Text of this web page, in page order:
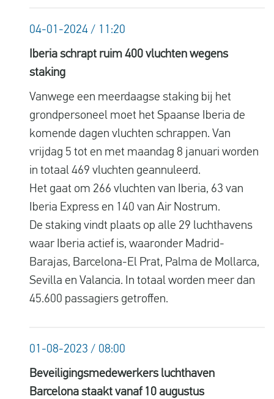
04-01-2024 / 11:20
Iberia schrapt ruim 400 vluchten wegens
staking
Vanwege een meerdaagse staking bij het
grondpersoneel moet het Spaanse Iberia de
komende dagen vluchten schrappen. Van
vrijdag 5 tot en met maandag 8 januari worden
in totaal 469 vluchten geannuleerd.
Het gaat om 266 vluchten van Iberia, 63 van
Iberia Express en 140 van Air Nostrum.
De staking vindt plaats op alle 29 luchthavens
waar Iberia actief is, waaronder Madrid-
Barajas, Barcelona-El Prat, Palma de Mollarca,
Sevilla en Valancia. In totaal worden meer dan
45.600 passagiers getroffen.
01-08-2023 / 08:00
Beveiligingsmedewerkers luchthaven
Barcelona staakt vanaf 10 augustus